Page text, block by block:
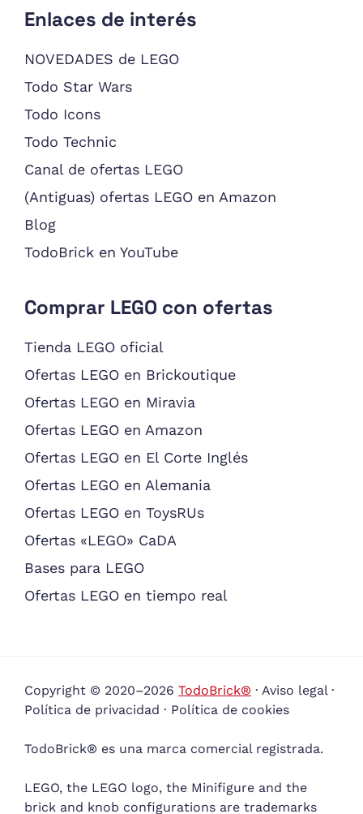
Enlaces de interés
NOVEDADES de LEGO
Todo Star Wars
Todo Icons
Todo Technic
Canal de ofertas LEGO
(Antiguas) ofertas LEGO en Amazon
Blog
TodoBrick en YouTube
Comprar LEGO con ofertas
Tienda LEGO oficial
Ofertas LEGO en Brickoutique
Ofertas LEGO en Miravia
Ofertas LEGO en Amazon
Ofertas LEGO en El Corte Inglés
Ofertas LEGO en Alemania
Ofertas LEGO en ToysRUs
Ofertas «LEGO» CaDA
Bases para LEGO
Ofertas LEGO en tiempo real
Copyright © 2020–2026 TodoBrick® · Aviso legal·
Política de privacidad · Política de cookies
TodoBrick® es una marca comercial registrada.
LEGO, the LEGO logo, the Minifigure and the
brick and knob configurations are trademarks